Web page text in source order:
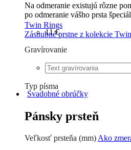
Twin Rings
Zásnubné prstne z kolekcie
Svadobné obrúčky
Na odmeranie existujú rôzne
po odmeranie vášho prsta
11 €
Gravírovanie
Typ písma
Pánsky prsteň
Veľkosť prsteňa (mm) Ako